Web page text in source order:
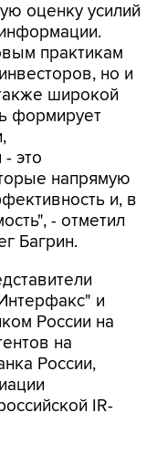
оценку усилий
практикам
но и
широкой
формирует
это
напрямую
и, в
- отметил
Багрин.
и
России на
на
России,
IR-